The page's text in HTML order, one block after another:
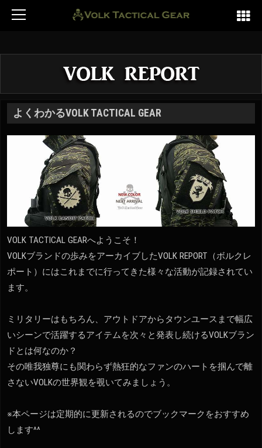
よくわかるVOLK TACTICAL GEAR
VOLK TACTICAL GEARへようこそ！
VOLKブランドの歩みをアーカイブしたVOLK REPORT（ボルクレ
ポート）にはこれまでに行ってきた様々な活動が記録されてい
ます。
ミリタリーはもちろん、アウトドアからタウンユースまで幅広
いシーンで活躍するアイテムを次々と発表し続けるVOLKブラン
ドとは何なのか？
その唯我独尊にも関わらず熱狂的なファンのハートを掴んで離
さないVOLKの世界観を覗いてみましょう。
※本ページは定期的に更新されるのでブックマークをおすすめ
します^^